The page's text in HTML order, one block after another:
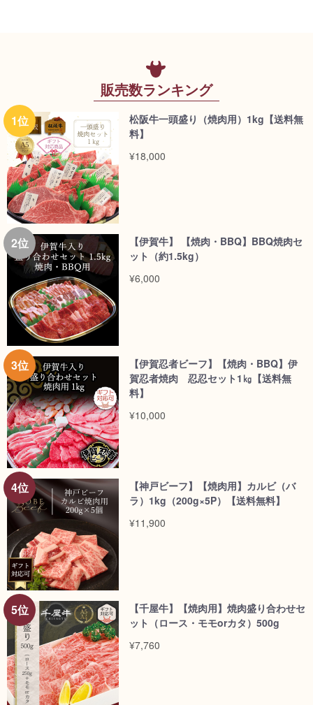
販売数ランキング
松阪牛一頭盛り（焼肉用）1kg【送料無
料】
¥18,000
【伊賀牛】 【焼肉・BBQ】BBQ焼肉セ
ット（約1.5kg）
¥6,000
【伊賀忍者ビーフ】【焼肉・BBQ】伊
賀忍者焼肉 忍忍セット1㎏【送料無
料】
¥10,000
【神戸ビーフ】【焼肉用】カルビ（バ
ラ）1kg（200g×5P）【送料無料】
¥11,900
【千屋牛】【焼肉用】焼肉盛り合わせセ
ット（ロース・モモorカタ）500g
¥7,760